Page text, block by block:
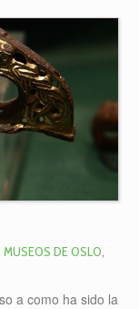
MUSEOS DE OSLO,
a como ha sido la